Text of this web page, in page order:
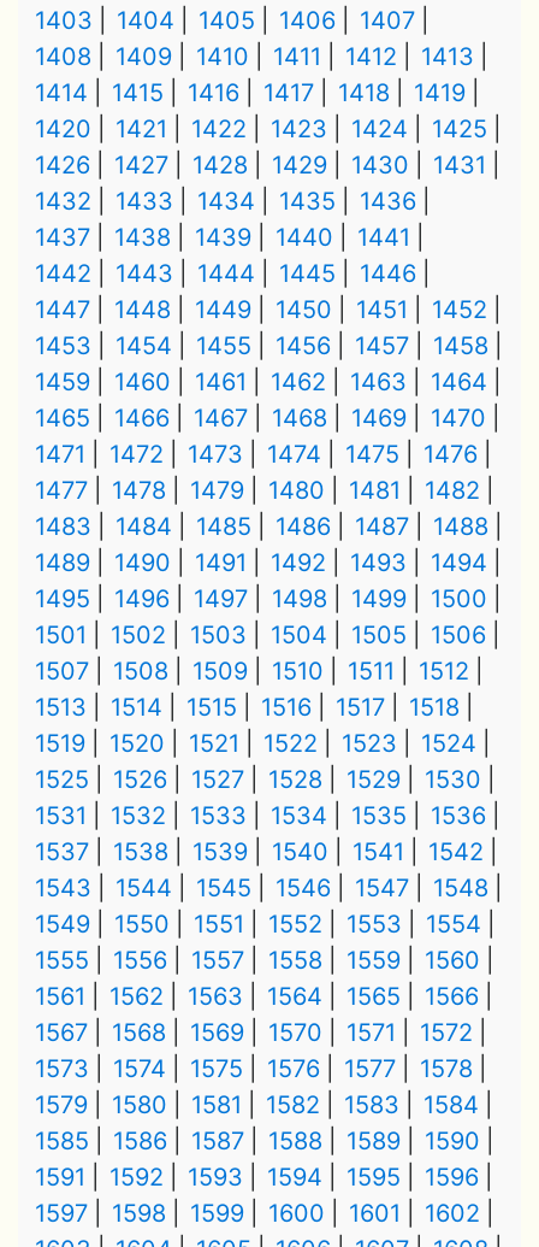
1403
1404 1405 1406
1407
1408
1409 1410 1411 1412
1413
1414
1415 1416 1417 1418
1419
1420
1421 1422 1423 1424
1425
1426
1427 1428 1429 1430
1431
1432
1433 1434 1435
1436
1437
1438 1439 1440
1441
1442
1443 1444 1445
1446
1447
1448 1449 1450 1451
1452
1453
1454 1455 1456 1457
1458
1459
1460 1461 1462 1463
1464
1465
1466 1467 1468 1469
1470
1471
1472 1473 1474 1475
1476
1477
1478 1479 1480 1481
1482
1483
1484 1485 1486 1487
1488
1489
1490 1491 1492 1493
1494
1495
1496 1497 1498 1499
1500
1501
1502 1503 1504 1505
1506
1507
1508 1509 1510 1511
1512
1513
1514 1515 1516 1517
1518
1519
1520 1521 1522 1523
1524
1525
1526 1527 1528 1529
1530
1531
1532 1533 1534 1535
1536
1537
1538 1539 1540 1541
1542
1543
1544 1545 1546 1547
1548
1549
1550 1551 1552 1553
1554
1555
1556 1557 1558 1559
1560
1561
1562 1563 1564 1565
1566
1567
1568 1569 1570 1571
1572
1573
1574 1575 1576 1577
1578
1579
1580 1581 1582 1583
1584
1585
1586 1587 1588 1589
1590
1591
1592 1593 1594 1595
1596
1597
1598 1599 1600 1601
1602